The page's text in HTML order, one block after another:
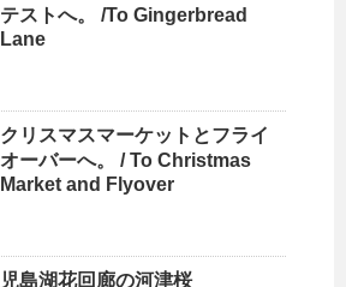
テストへ。 /To Gingerbread
Lane
クリスマスマーケットとフライ
オーバーへ。 / To Christmas
Market and Flyover
児島湖花回廊の河津桜